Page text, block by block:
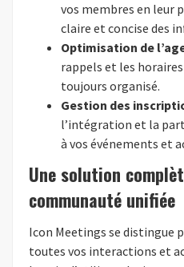
vos membres en leur
claire et concise des
Optimisation de
rappels et les
toujours organisé.
Gestion des
l’intégration et la
à vos événements et
Une solution
communauté unifiée
Icon Meetings se distingue
toutes vos interactions et